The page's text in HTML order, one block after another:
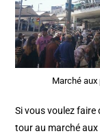
Marché
Si vous voulez
tour au marché aux